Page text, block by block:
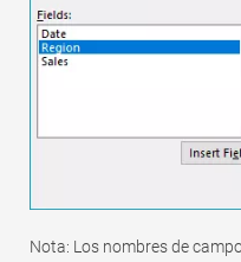
Nota: Los nombres de